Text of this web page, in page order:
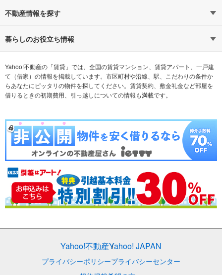
路線・駅から探す
通勤時間から探す
不動産会社から探す 希望の条件から探す
テーマから探す ランキングから探す
不動産情報を探す
不動産・住宅
新築マンション 中古マンション
新築一戸建て 中古一戸建て
注文住宅 土地
売却査定
暮らしのお役立ち情報
マンションカタログ 教えて！住まいの先生
Yahoo!不動産の「賃貸」では、全国の賃貸マンション、賃貸アパート、一戸建
て（借家）の情報を掲載しています。市区町村や沿線、駅、こだわりの条件か
らあなたにピッタリの物件を探してください。賃貸契約、敷金礼金など部屋を
借りるときの初期費用、引っ越しについての情報も満載です。
Yahoo!不動産Yahoo! JAPAN
プライバシーポリシープライバシーセンター